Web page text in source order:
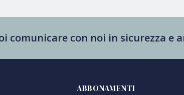
comunicare con noi in sicurezza e
ABBONAMENTI